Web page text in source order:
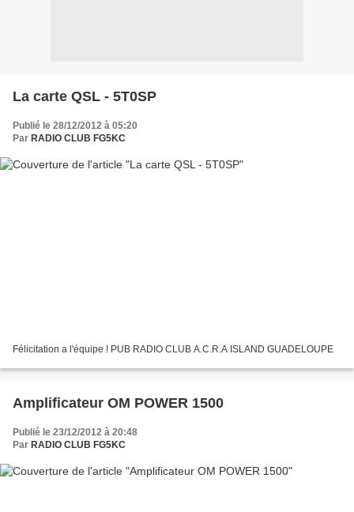
La carte QSL - 5T0SP
Publié le 28/12/2012 à 05:20
Par RADIO CLUB FG5KC
Félicitation a l'équipe ! PUB RADIO CLUB A.C.R.A ISLAND GUADELOUPE
Amplificateur OM POWER 1500
Publié le 23/12/2012 à 20:48
Par RADIO CLUB FG5KC